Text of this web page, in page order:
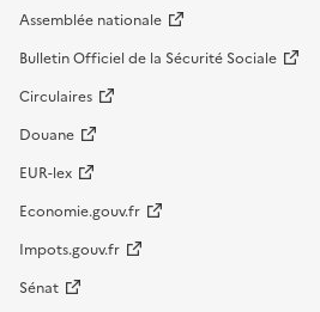
Assemblée nationale
Bulletin Officiel de la Sécurité Sociale
Circulaires
Douane
EUR-lex
Economie.gouv.fr
Impots.gouv.fr
Sénat